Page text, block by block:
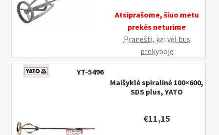
Atsiprašome, šiuo metu
prekės neturime
Pranešti, kai vėl bus
prekyboje
YT-5496
Maišyklė spiralinė 100×600,
SDS plus, YATO
€11,15